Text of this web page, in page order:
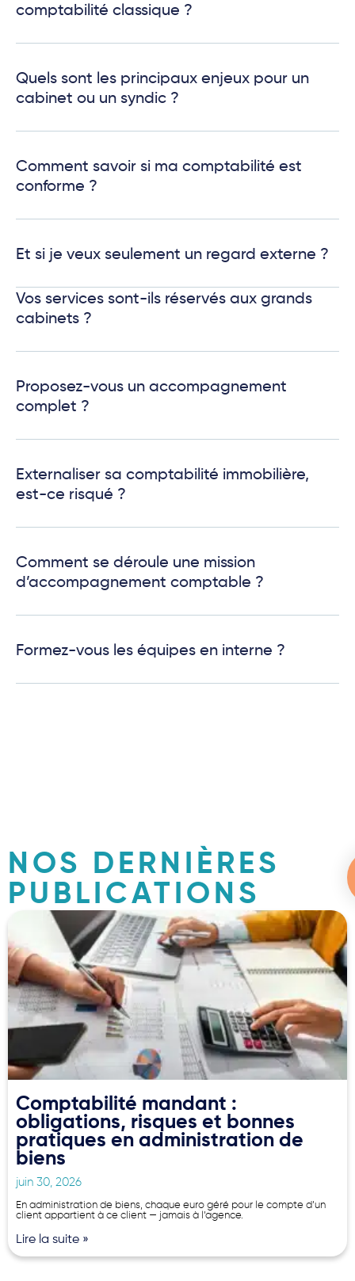
comptabilité classique ?
Quels sont les principaux enjeux pour un
cabinet ou un syndic ?
Comment savoir si ma comptabilité est
conforme ?
Et si je veux seulement un regard externe ?
Vos services sont-ils réservés aux grands
cabinets ?
Proposez-vous un accompagnement
complet ?
Externaliser sa comptabilité immobilière,
est-ce risqué ?
Comment se déroule une mission
d’accompagnement comptable ?
Formez-vous les équipes en interne ?
NOS DERNIÈRES
PUBLICATIONS
Comptabilité mandant :
obligations, risques et bonnes
pratiques en administration de
biens
juin 30, 2026
En administration de biens, chaque euro géré pour le compte d’un
client appartient à ce client — jamais à l’agence.
Lire la suite »